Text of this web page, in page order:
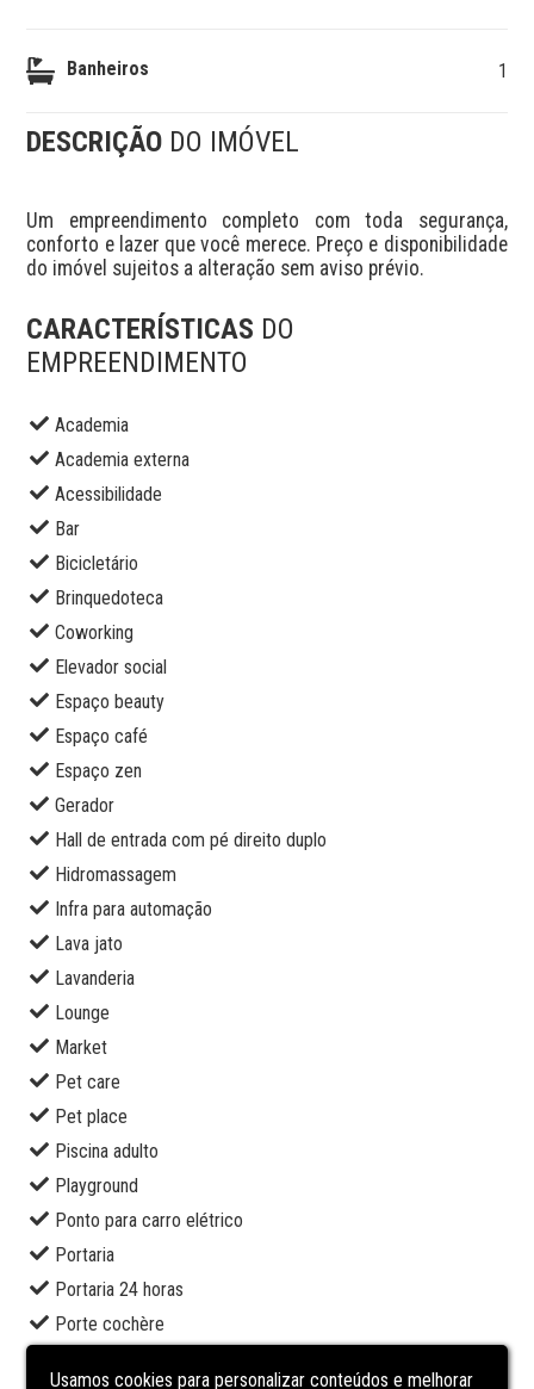
Banheiros 1
DESCRIÇÃO DO IMÓVEL
Um empreendimento completo com toda segurança,
conforto e lazer que você merece. Preço e disponibilidade
do imóvel sujeitos a alteração sem aviso prévio.
CARACTERÍSTICAS DO
EMPREENDIMENTO
Academia
Academia externa
Acessibilidade
Bar
Bicicletário
Brinquedoteca
Coworking
Elevador social
Espaço beauty
Espaço café
Espaço zen
Gerador
Hall de entrada com pé direito duplo
Hidromassagem
Infra para automação
Lava jato
Lavanderia
Lounge
Market
Pet care
Pet place
Piscina adulto
Playground
Ponto para carro elétrico
Portaria
Portaria 24 horas
Porte cochère
Usamos cookies para personalizar conteúdos e melhorar